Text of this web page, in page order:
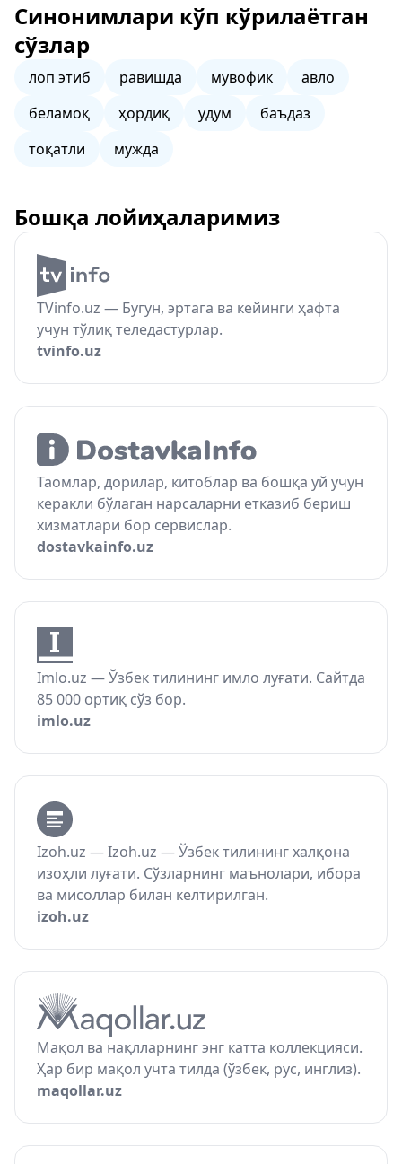
Синонимлари кўп кўрилаётган
сўзлар
лоп этиб равишда мувофик
авло
беламоқ
ҳордиқ удум
баъдаз
тоқатли
мужда
Бошқа лойиҳаларимиз
TVinfo.uz — Бугун, эртага ва кейинги ҳафта
учун тўлиқ теледастурлар.
tvinfo.uz
Таомлар, дорилар, китоблар ва бошқа уй учун
керакли бўлаган нарсаларни етказиб бериш
хизматлари бор сервислар.
dostavkainfo.uz
Imlo.uz — Ўзбек тилининг имло луғати. Сайтда
85 000 ортиқ сўз бор.
imlo.uz
Izoh.uz — Izoh.uz — Ўзбек тилининг халқона
изоҳли луғати. Сўзларнинг маънолари, ибора
ва мисоллар билан келтирилган.
izoh.uz
Мақол ва нақлларнинг энг катта коллекцияси.
Ҳар бир мақол учта тилда (ўзбек, рус, инглиз).
maqollar.uz